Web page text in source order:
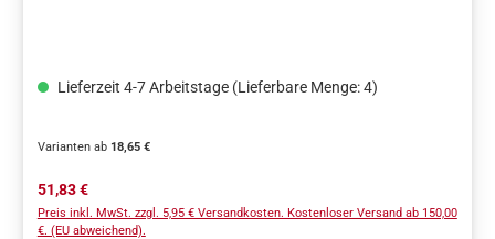
Lieferzeit 4-7 Arbeitstage (Lieferbare Menge: 4)
Varianten ab18,65 €
Regulärer Preis:
51,83 €
Preis inkl. MwSt. zzgl. 5,95 € Versandkosten. Kostenloser Versand ab 150,00
€. (EU abweichend).